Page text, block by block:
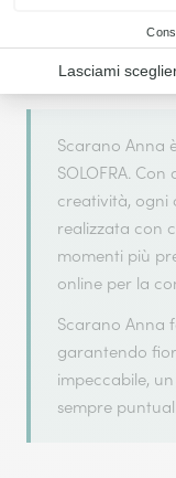
Interflora,
Scarano Anna
SOLOFRA.
creatività, ogni
realizzata con
momenti più
online per la
Scarano Anna
garantendo
impeccabile,
sempre